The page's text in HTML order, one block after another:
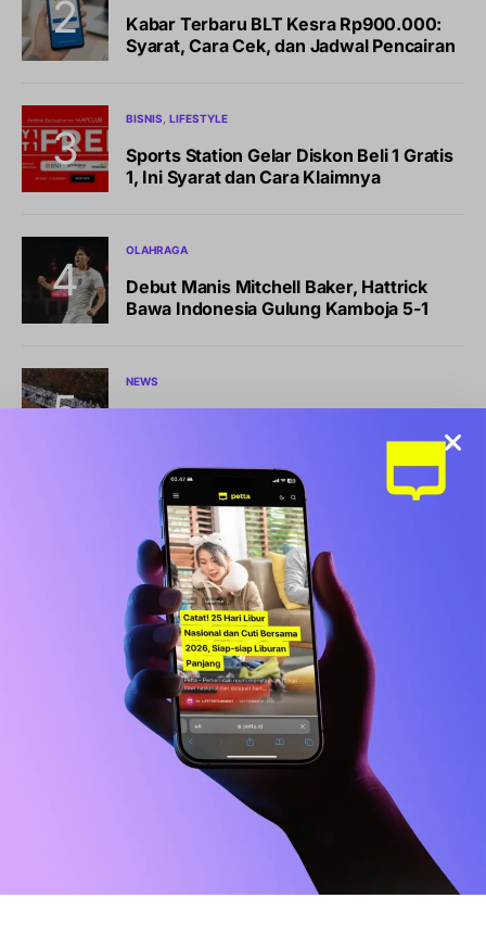
Kabar Terbaru BLT Kesra Rp900.000:
Syarat, Cara Cek, dan Jadwal Pencairan
BISNIS LIFESTYLE
Sports Station Gelar Diskon Beli 1 Gratis
1, Ini Syarat dan Cara Klaimnya
OLAHRAGA
Debut Manis Mitchell Baker, Hattrick
Bawa Indonesia Gulung Kamboja 5-1
NEWS
Pemilahan Sampah, Pilih Cara Ini Dulu